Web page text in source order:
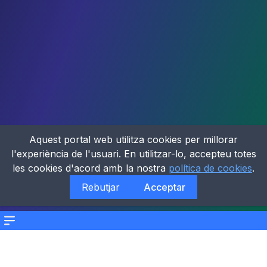
Menu
Aquest portal web utilitza cookies per millorar
l'experiència de l'usuari. En utilitzar-lo, accepteu totes
les cookies d'acord amb la nostra política de cookies.
Rebutjar
Acceptar